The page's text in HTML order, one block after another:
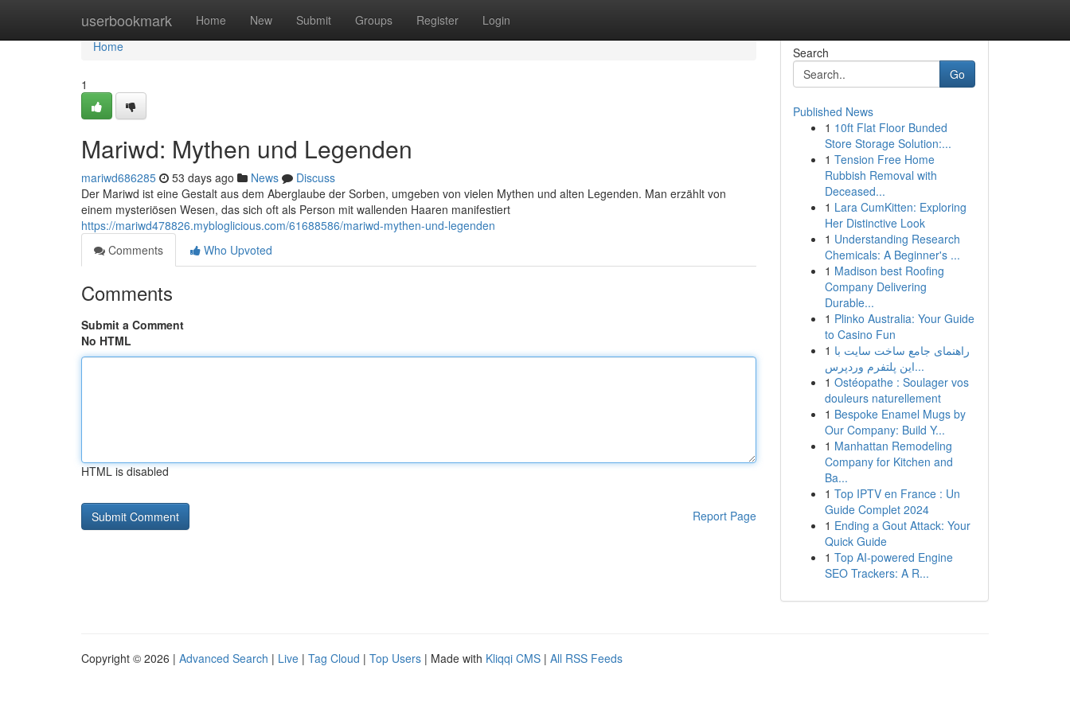
userbookmark Home New Submit Groups Register Login
Home
Home
1
Mariwd: Mythen und Legenden
mariwd686285 53 days ago News
Discuss
Der Mariwd ist eine Gestalt aus dem Aberglaube der Sorben, umgeben von vielen Mythen und alten Legenden. Man erzählt von
einem mysteriösen Wesen, das sich oft als Person mit wallenden Haaren manifestiert
https://mariwd478826.mybloglicious.com/61688586/mariwd-mythen-und-legenden
Comments
Who Upvoted
Comments
Submit a Comment
No HTML
HTML is disabled
Report Page
Search
Go
Published News
1 10ft Flat Floor Bunded
Store Storage Solution:...
1 Tension Free Home
Rubbish Removal with
Deceased...
1 Lara CumKitten: Exploring
Her Distinctive Look
1 Understanding Research
Chemicals: A Beginner's ...
1 Madison best Roofing
Company Delivering
Durable...
1 Plinko Australia: Your Guide
to Casino Fun
1 راهنمای جامع ساخت سایت با
این پلتفرم وردپرس...
1 Ostéopathe : Soulager vos
douleurs naturellement
1 Bespoke Enamel Mugs by
Our Company: Build Y...
1 Manhattan Remodeling
Company for Kitchen and
Ba...
1 Top IPTV en France : Un
Guide Complet 2024
1 Ending a Gout Attack: Your
Quick Guide
1 Top AI-powered Engine
SEO Trackers: A R...
Copyright © 2026 | Advanced Search | Live | Tag Cloud | Top Users | Made with Kliqqi CMS | All RSS Feeds